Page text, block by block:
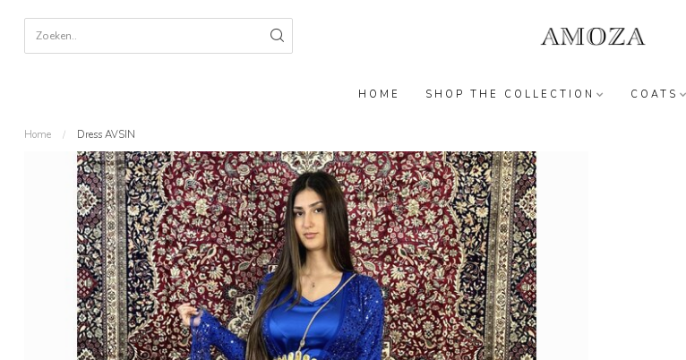
HOME SHOP THE COLLECTION COATS
Home / Dress AVSIN